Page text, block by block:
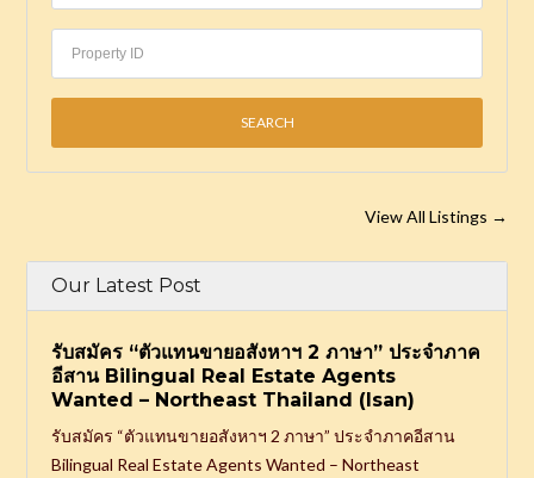
View All Listings →
Our Latest Post
รับสมัคร “ตัวแทนขายอสังหาฯ 2 ภาษา” ประจำภาค
อีสาน Bilingual Real Estate Agents
Wanted – Northeast Thailand (Isan)
รับสมัคร “ตัวแทนขายอสังหาฯ 2 ภาษา” ประจำภาคอีสาน
Bilingual Real Estate Agents Wanted – Northeast